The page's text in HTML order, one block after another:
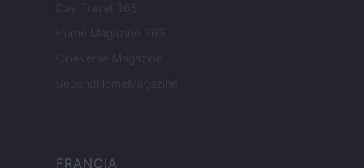
Day Travel 365
Home Magazine 365
Cineverse Magazine
SecondHomeMagazine
FRANCIA